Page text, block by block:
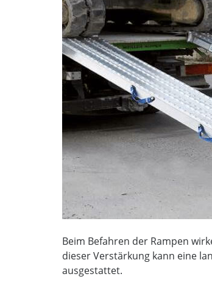
Beim Befahren der Rampen
dieser Verstärkung kann eine
ausgestattet.